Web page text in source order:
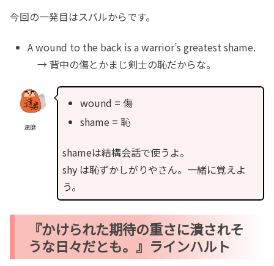
今回の一発目はスバルからです。
A wound to the back is a warrior’s greatest shame.
→ 背中の傷とかまじ剣士の恥だからな。
達磨
wound = 傷
shame = 恥
shameは結構会話で使うよ。
shy は恥ずかしがりやさん。一緒に覚えよ
う。
『かけられた期待の重さに潰されそ
うな日々だとも。』ラインハルト